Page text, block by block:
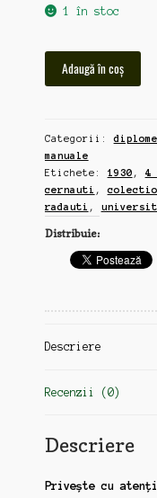
1 în stoc
Universitatea
4
iunie
1930
foaie
de
examen
Oscilatiuni
Adaugă în coș
Categorii:
manuale
Etichete: 1930 , 4
cernauti ,
radauti ,
Distribuie:
Descriere
Recenzii (0)
Descriere
Privește cu